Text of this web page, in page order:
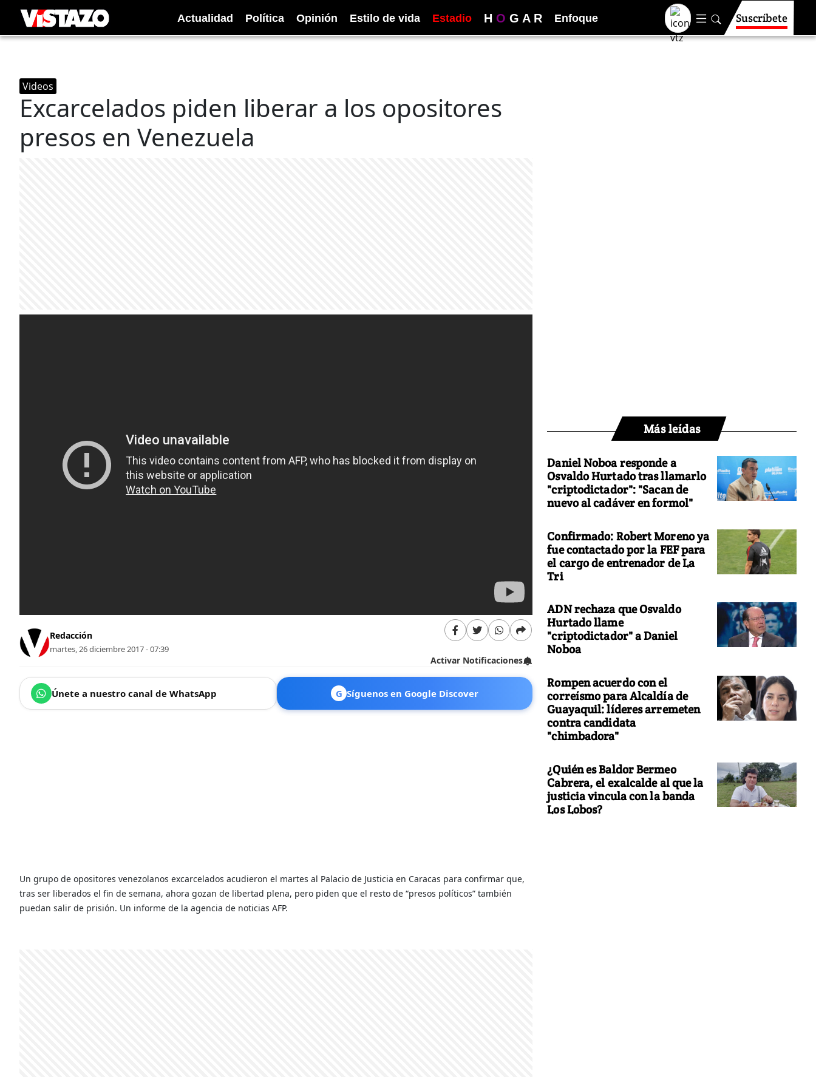
Actualidad Política Opinión Estilo de vida Estadio H O G A R Enfoque Suscríbete
Videos
Excarcelados piden liberar a los opositores
presos en Venezuela
Redacción
martes, 26 diciembre 2017 - 07:39
Activar Notificaciones
Únete a nuestro canal de WhatsApp G Síguenos en Google Discover
Un grupo de opositores venezolanos excarcelados acudieron el martes al Palacio de Justicia en Caracas para confirmar que,
tras ser liberados el fin de semana, ahora gozan de libertad plena, pero piden que el resto de “presos políticos” también
puedan salir de prisión. Un informe de la agencia de noticias AFP.
Más leídas
Daniel Noboa responde a
Osvaldo Hurtado tras llamarlo
"criptodictador": "Sacan de
nuevo al cadáver en formol"
Confirmado: Robert Moreno ya
fue contactado por la FEF para
el cargo de entrenador de La
Tri
ADN rechaza que Osvaldo
Hurtado llame
"criptodictador" a Daniel
Noboa
Rompen acuerdo con el
correísmo para Alcaldía de
Guayaquil: líderes arremeten
contra candidata
"chimbadora"
¿Quién es Baldor Bermeo
Cabrera, el exalcalde al que la
justicia vincula con la banda
Los Lobos?